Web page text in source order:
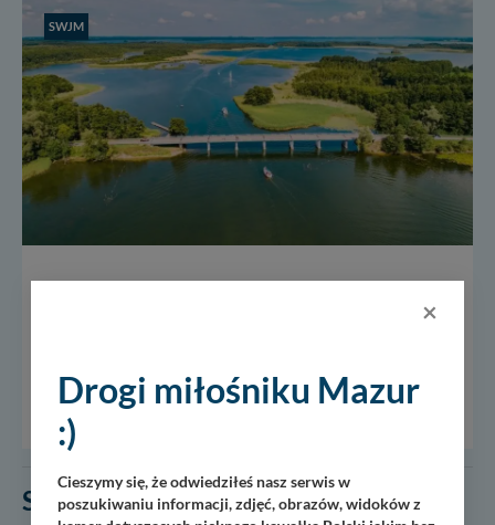
SWJM
atmosferę sprzyjającą wypoczynkowi. Znajduje się na
połączeniu jezior Dargin i...
Sztynort
×
Drogi miłośniku Mazur
:)
Cieszymy się, że odwiedziłeś nasz serwis w
poszukiwaniu informacji, zdjęć, obrazów, widoków z